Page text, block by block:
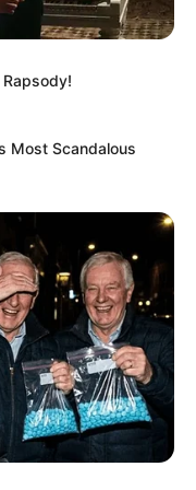
a leköszönő
a
és a
Orbán Viktor így
Most Scandalous